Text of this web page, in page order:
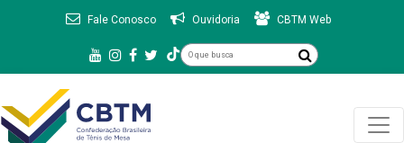
Fale Conosco Ouvidoria CBTM Web